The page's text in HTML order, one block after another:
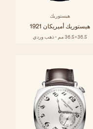
هيستوريك
هيستوريك أميريكان 1921
36.5x36.5 مم - ذهب وردي